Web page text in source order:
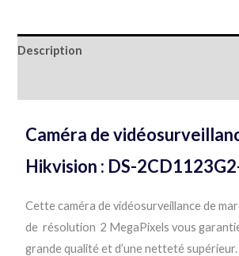
Description
Caméra de
Hikvision : DS-
Cette caméra de vidéosurveillance de
de résolution 2 MegaPixels vous
grande qualité et d’une netteté